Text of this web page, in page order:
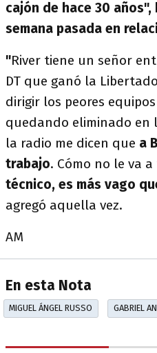
cajón de hace 30
semana pasada en
"River tiene un señor
DT que ganó la
dirigir los peores
quedando eliminado en
la radio me dicen que a
trabajo. Cómo no le va
técnico, es más vago
agregó aquella vez.
AM
En esta Nota
MIGUEL ÁNGEL RUSSO GABRIEL